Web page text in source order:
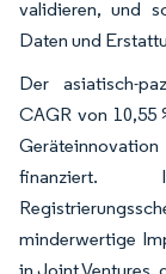
validieren, und
Daten und
Der asiatisch-
CAGR von 10,55
finanziert.
minderwertige